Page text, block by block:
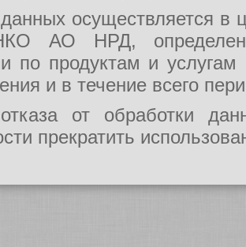
осуществляется в
АО НРД, определения
по продуктам и
и в течение всего
от обработки
прекратить